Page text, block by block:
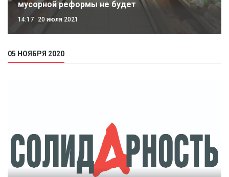
мусорной реформы не будет
14:17 20 июля 2021
05 НОЯБРЯ 2020